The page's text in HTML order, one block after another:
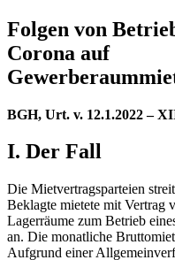
Folgen von
Corona auf
BGH, Urt. v. 12.1.2022 –
I. Der Fall
Die Mietvertragsparteien
Beklagte mietete mit Vertrag
Lagerräume zum Betrieb
an. Die monatliche
Aufgrund einer